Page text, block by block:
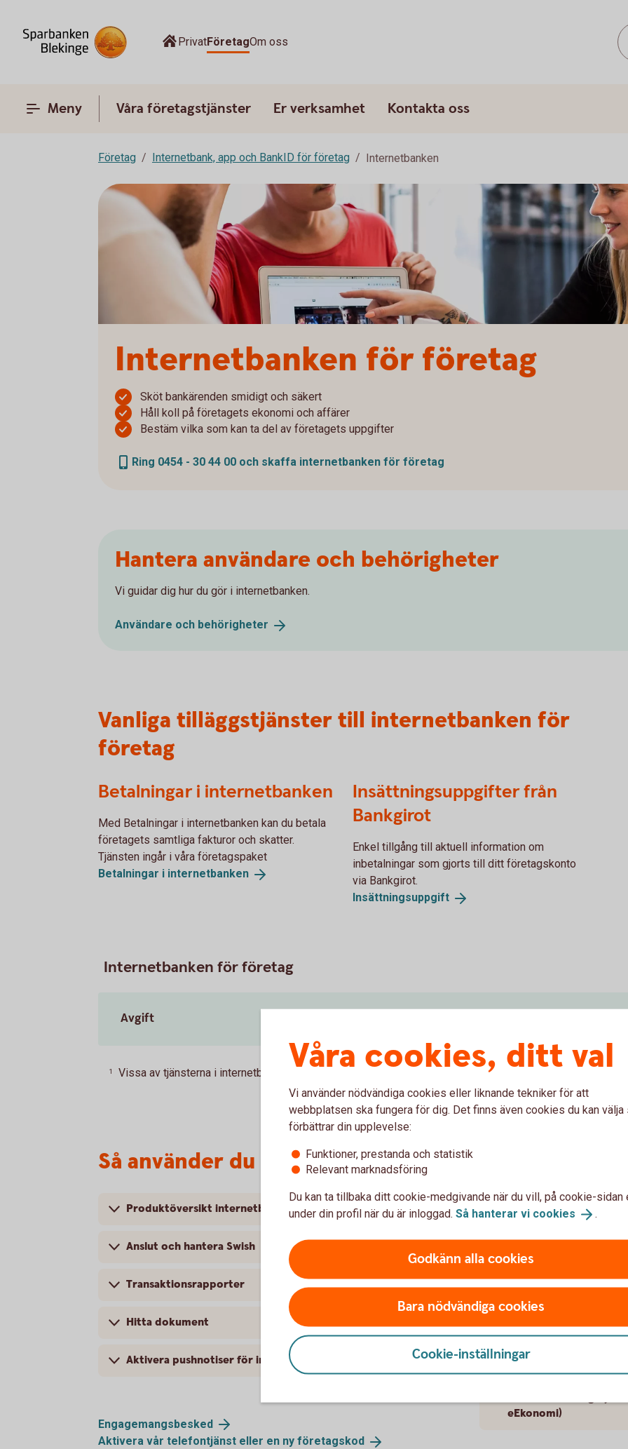
PrivatFöretagOm oss
Meny Våra företagstjänster Er verksamhet Kontakta oss
Företag Internetbank, app och BankID för företag Internetbanken
Internetbanken för företag
Sköt bankärenden smidigt och säkert
Håll koll på företagets ekonomi och affärer
Bestäm vilka som kan ta del av företagets uppgifter
Ring 0454 - 30 44 00 och skaffa internetbanken för företag
Hantera användare och behörigheter
Vi guidar dig hur du gör i internetbanken.
Användare och behörigheter
Vanliga tilläggstjänster till internetbanken för
företag
Betalningar i internetbanken
Med Betalningar i internetbanken kan du betala
företagets samtliga fakturor och skatter.
Tjänsten ingår i våra företagspaket
Betalningar i internetbanken
Insättningsuppgifter från
Bankgirot
Enkel tillgång till aktuell information om
inbetalningar som gjorts till ditt företagskonto
via Bankgirot.
Insättningsuppgift
Internetbanken för företag
Avgift
1 Vissa av tjänsterna i internetbanken är prissatta. Tjänster med årsavgift kan du välja bort.
Så använder du internetbanken för företag
Produktöversikt internetbanken för företag
Anslut och hantera Swish
Transaktionsrapporter
Hitta dokument
Aktivera pushnotiser för inkommen swishbetalning
Engagemangsbesked
Aktivera vår telefontjänst eller en ny företagskod
Låneöversikt och
Signeringshistorik på
Återrapportering och
Byt namn på konto
Anslut
eEkonomi)
Våra cookies, ditt val
Vi använder nödvändiga cookies eller liknande tekniker för att
webbplatsen ska fungera för dig. Det finns även cookies du kan välja
förbättrar din upplevelse:
Funktioner, prestanda och statistik
Relevant marknadsföring
Du kan ta tillbaka ditt cookie-medgivande när du vill, på cookie-sidan
under din profil när du är inloggad. Så hanterar vi cookies .
Godkänn alla cookies
Bara nödvändiga cookies
Cookie-inställningar